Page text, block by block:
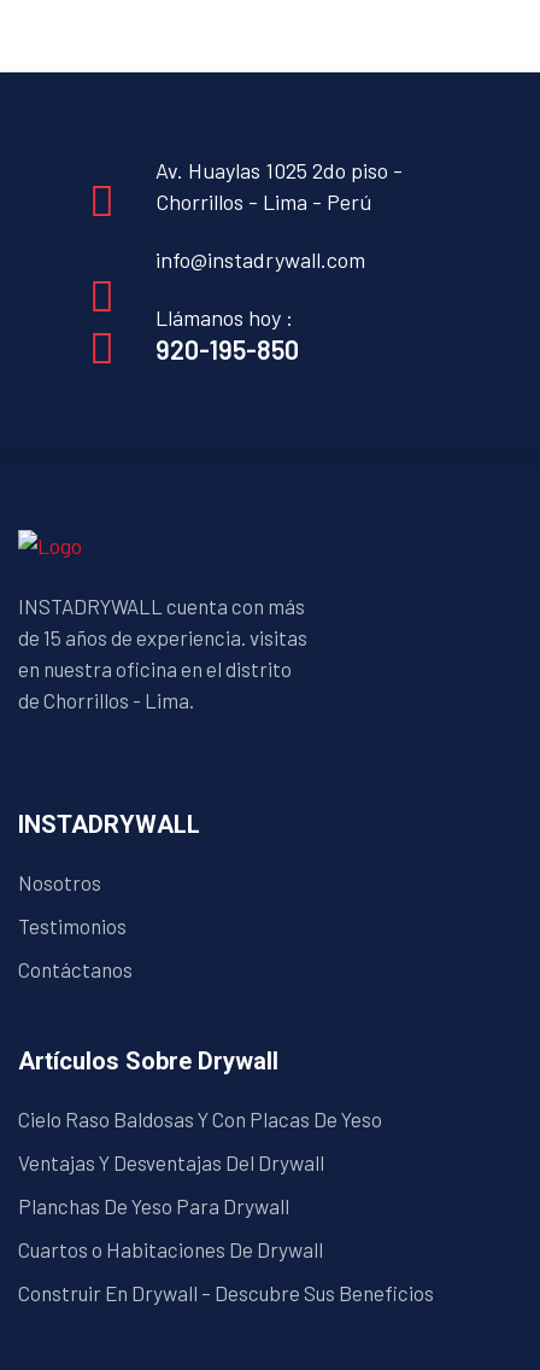
Av. Huaylas 1025 2do piso -
Chorrillos - Lima - Perú
info@instadrywall.com
Llámanos hoy :
920-195-850
INSTADRYWALL cuenta con más
de 15 años de experiencia. visitas
en nuestra oficina en el distrito
de Chorrillos - Lima.
INSTADRYWALL
Nosotros
Testimonios
Contáctanos
Artículos Sobre Drywall
Cielo Raso Baldosas Y Con Placas De Yeso
Ventajas Y Desventajas Del Drywall
Planchas De Yeso Para Drywall
Cuartos o Habitaciones De Drywall
Construir En Drywall – Descubre Sus Beneficios